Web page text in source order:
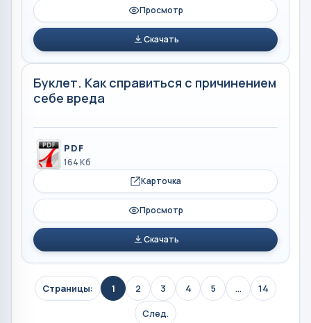
Просмотр
Скачать
Буклет. Как справиться с причинением
себе вреда
PDF
164 Кб
Карточка
Просмотр
Скачать
Страницы: 1 2 3 4 5 ...
14
След.